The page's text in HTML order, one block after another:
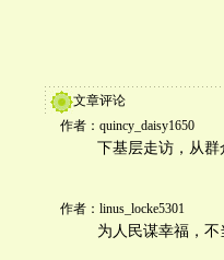
文章评论
作者：quincy_daisy1650
下基层走访，从群
作者：linus_locke5301
为人民谋幸福，